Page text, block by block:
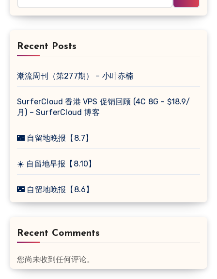
Recent Posts
潮流周刊（第277期） – 小叶赤楠
SurferCloud 香港 VPS 促销回顾 (4C 8G – $18.9/
月) – SurferCloud 博客
🌃 自留地晚报【8.7】
☀️ 自留地早报【8.10】
🌃 自留地晚报【8.6】
Recent Comments
您尚未收到任何评论。